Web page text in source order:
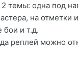
темы: одна под
на отметки
бои и т.д.
реплей можно